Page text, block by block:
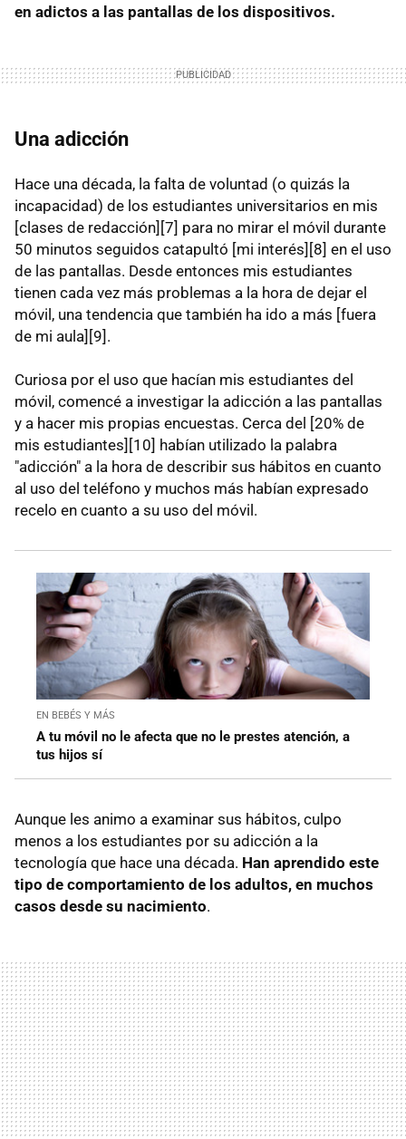
en adictos a las pantallas de los dispositivos.
Una adicción
Hace una década, la falta de voluntad (o quizás la
incapacidad) de los estudiantes universitarios en mis
[clases de redacción][7] para no mirar el móvil durante
50 minutos seguidos catapultó [mi interés][8] en el uso
de las pantallas. Desde entonces mis estudiantes
tienen cada vez más problemas a la hora de dejar el
móvil, una tendencia que también ha ido a más [fuera
de mi aula][9].
Curiosa por el uso que hacían mis estudiantes del
móvil, comencé a investigar la adicción a las pantallas
y a hacer mis propias encuestas. Cerca del [20% de
mis estudiantes][10] habían utilizado la palabra
"adicción" a la hora de describir sus hábitos en cuanto
al uso del teléfono y muchos más habían expresado
recelo en cuanto a su uso del móvil.
EN BEBÉS Y MÁS
A tu móvil no le afecta que no le prestes atención, a
tus hijos sí
Aunque les animo a examinar sus hábitos, culpo
menos a los estudiantes por su adicción a la
tecnología que hace una década. Han aprendido este
tipo de comportamiento de los adultos, en muchos
casos desde su nacimiento.